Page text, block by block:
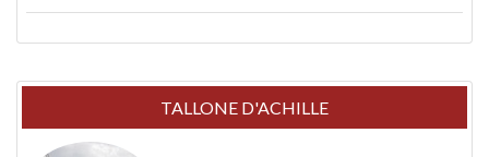
TALLONE D'ACHILLE